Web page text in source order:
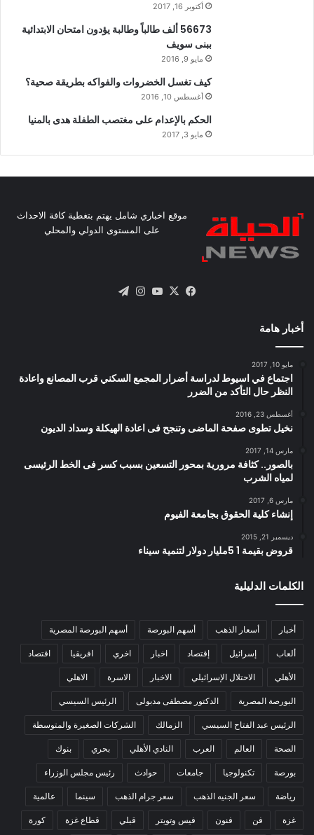
أكتوبر 16, 2017
56673 ألف طالباً وطالبة يؤدون امتحان الابتدائية
ببنى سويف
مايو 9, 2016
كيف تغسل الخضروات والفواكه بطريقة صحية؟
أغسطس 10, 2016
الحكم بالإعدام على مغتصب الطفلة هدى بالمنيا
مايو 3, 2017
موقع اخباري شامل يهتم بتغطية كافة الاحداث
على المستوى الدولي والمحلي
فيسبوك
X يوتيوبانستقرام
أخبار هامة
مايو 10, 2017
اجتماع في اسيوط لدراسة أضرار المجمع السكني قرب المصانع واعادة
النظر حال التأكد من الضرر
أغسطس 23, 2016
نخيل تطوى صفحة الماضى وتنجح فى اعادة الهيكلة وسداد الديون
مارس 14, 2017
بالصور.. كثافة مرورية بمحور التسعين بسبب كسر فى الخط الرئيسى
لمياه الشرب
مارس 6, 2017
إنشاء كلية الحقوق بجامعة الفيوم
ديسمبر 21, 2015
قروض بقيمة 1 5مليار دولار لتنمية سيناء
الكلمات الدليلية
أخبار أسعار الذهب أسهم البورصة أسهم البورصة المصرية
ألعاب إسرائيل إقتصاد اخبار اخري افريقيا اقتصاد
الأهلي الاحتلال الإسرائيلي الاخبار الاسرة الاهلي
البورصة المصرية الدكتور مصطفى مدبولى الرئيس السيسي
الرئيس عبد الفتاح السيسي الزمالك الشركات الصغيرة والمتوسطة
الصحة العالم العرب النادي الأهلي بحري بنوك
بورصة تكنولوجيا جامعات حوادث رئيس مجلس الوزراء
رياضة سعر الجنيه الذهب سعر جرام الذهب سينما عالمية
غزة فن فنون فيس وتويتر قبلي قطاع غزة كورة